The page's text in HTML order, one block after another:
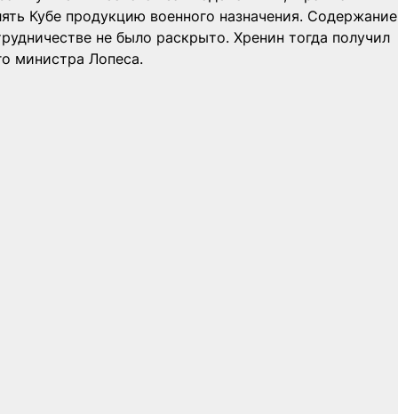
Кубе продукцию военного назначения. Содержание
не было раскрыто. Хренин тогда получил
министра Лопеса.